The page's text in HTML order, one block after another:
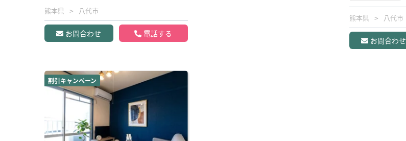
熊本県 八代市
お問合わせ 電話する
熊本県 八代市
お問合わせ
割引キャンペーン